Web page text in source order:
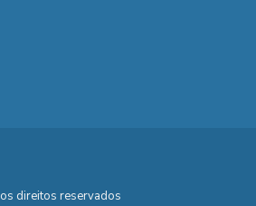
direitos reservados